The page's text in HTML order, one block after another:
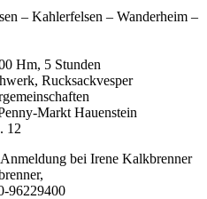
– Wanderheim –
5 Stunden
Rucksackvesper
Markt Hauenstein
bei Irene Kalkbrenner
96229400